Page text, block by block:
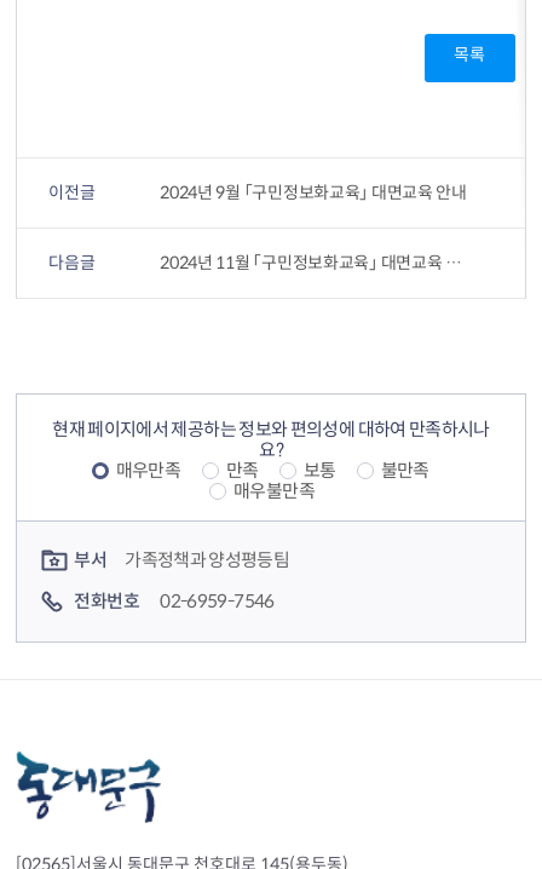
목록
이전글 2024년 9월 「구민정보화교육」 대면교육 안내
다음글 2024년 11월 「구민정보화교육」 대면교육 안내
현재 페이지에서 제공하는 정보와 편의성에 대하여 만족하시나
요?
매우만족
만족 보통
불만족
매우불만족
부서
가족정책과 양성평등팀
전화번호
02-6959-7546
[02565]서울시 동대문구 천호대로 145(용두동)